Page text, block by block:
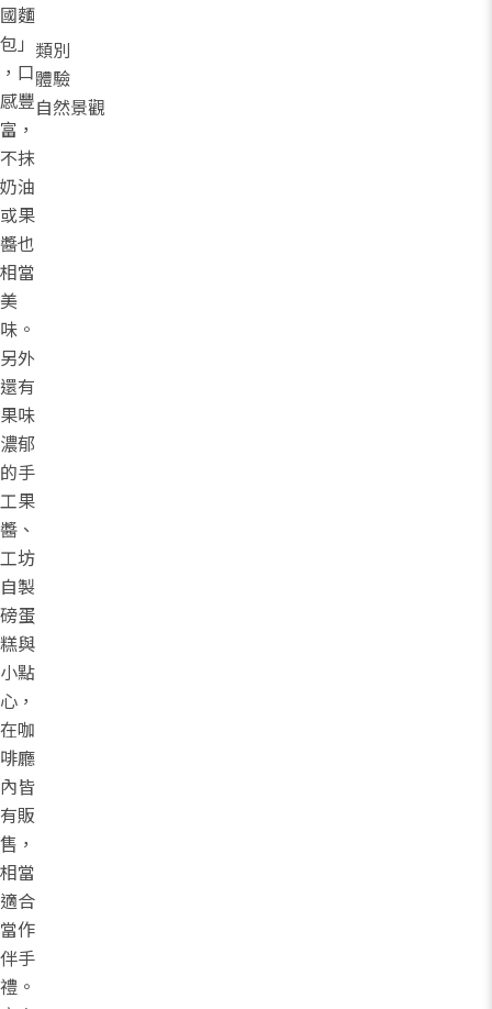
國麵
包」
，口
感豐
富，
不抹
奶油
或果
醬也
相當
美
味。
另外
還有
果味
濃郁
的手
工果
醬、
工坊
自製
磅蛋
糕與
小點
心，
在咖
啡廳
內皆
有販
售，
相當
適合
當作
伴手
禮。
類別
體驗
自然景觀